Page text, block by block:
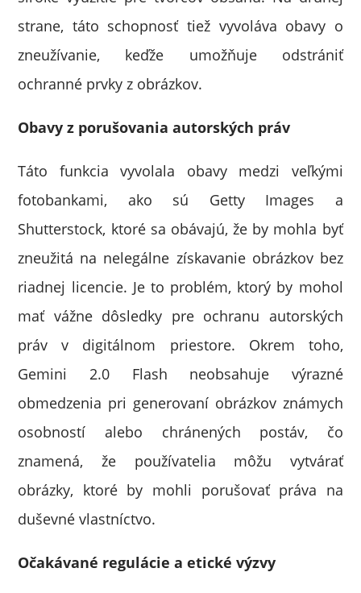
strane, táto schopnosť tiež vyvoláva obavy o
zneužívanie, keďže umožňuje odstrániť
ochranné prvky z obrázkov.
Obavy z porušovania autorských práv
Táto funkcia vyvolala obavy medzi veľkými
fotobankami, ako sú Getty Images a
Shutterstock, ktoré sa obávajú, že by mohla byť
zneužitá na nelegálne získavanie obrázkov bez
riadnej licencie. Je to problém, ktorý by mohol
mať vážne dôsledky pre ochranu autorských
práv v digitálnom priestore. Okrem toho,
Gemini 2.0 Flash neobsahuje výrazné
obmedzenia pri generovaní obrázkov známych
osobností alebo chránených postáv, čo
znamená, že používatelia môžu vytvárať
obrázky, ktoré by mohli porušovať práva na
duševné vlastníctvo.
Očakávané regulácie a etické výzvy